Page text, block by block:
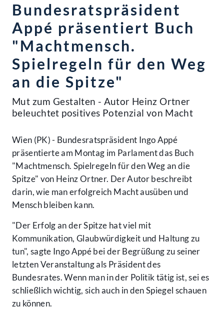
Bundesratspräsident
Appé präsentiert Buch
"Machtmensch.
Spielregeln für den Weg
an die Spitze"
Mut zum Gestalten - Autor Heinz Ortner
beleuchtet positives Potenzial von Macht
Wien (PK) - Bundesratspräsident Ingo Appé
präsentierte am Montag im Parlament das Buch
"Machtmensch. Spielregeln für den Weg an die
Spitze" von Heinz Ortner. Der Autor beschreibt
darin, wie man erfolgreich Macht ausüben und
Mensch bleiben kann.
"Der Erfolg an der Spitze hat viel mit
Kommunikation, Glaubwürdigkeit und Haltung zu
tun", sagte Ingo Appé bei der Begrüßung zu seiner
letzten Veranstaltung als Präsident des
Bundesrates. Wenn man in der Politik tätig ist, sei es
schließlich wichtig, sich auch in den Spiegel schauen
zu können.